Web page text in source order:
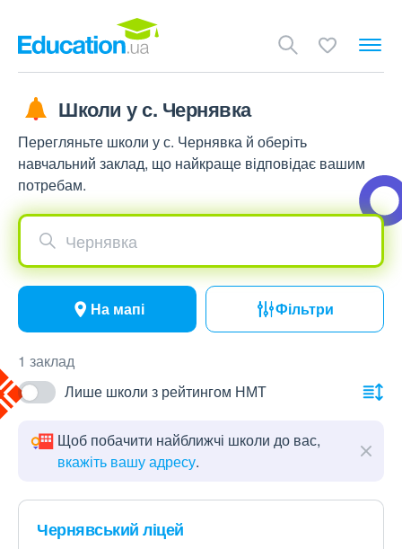
Школи у с. Чернявка
Перегляньте школи у с. Чернявка й оберіть
навчальний заклад, що найкраще відповідає вашим
потребам.
Чернявка
На мапі Фільтри
1 заклад
Лише школи з рейтингом НМТ
Щоб побачити найближчі школи до вас,
вкажіть вашу адресу.
Чернявський ліцей